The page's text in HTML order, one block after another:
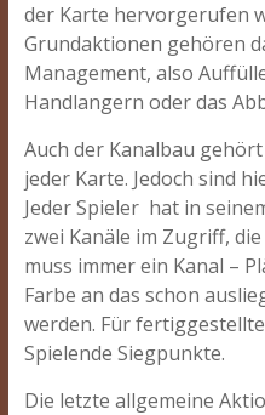
der Karte hervorgerufen
Grundaktionen gehören
Management, also
Handlangern oder das
Auch der Kanalbau
jeder Karte. Jedoch sind
Jeder Spieler hat in
zwei Kanäle im Zugriff,
muss immer ein Kanal –
Farbe an das schon
werden. Für
Spielende Siegpunkte.
Die letzte allgemeine